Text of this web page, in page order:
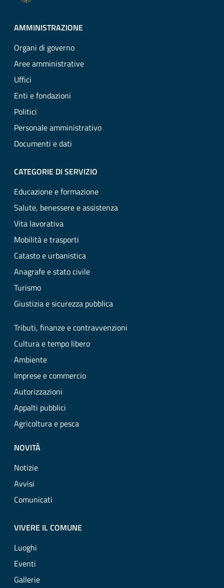
AMMINISTRAZIONE
Organi di governo
Aree amministrative
Uffici
Enti e fondazioni
Politici
Personale amministrativo
Documenti e dati
CATEGORIE DI SERVIZIO
Educazione e formazione
Salute, benessere e assistenza
Vita lavorativa
Mobilità e trasporti
Catasto e urbanistica
Anagrafe e stato civile
Turismo
Giustizia e sicurezza pubblica
Tributi, finanze e contravvenzioni
Cultura e tempo libero
Ambiente
Imprese e commercio
Autorizzazioni
Appalti pubblici
Agricoltura e pesca
NOVITÀ
Notizie
Avvisi
Comunicati
VIVERE IL COMUNE
Luoghi
Eventi
Gallerie